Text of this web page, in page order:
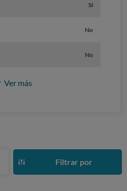
Sí
No
No
Ver más
Filtrar por